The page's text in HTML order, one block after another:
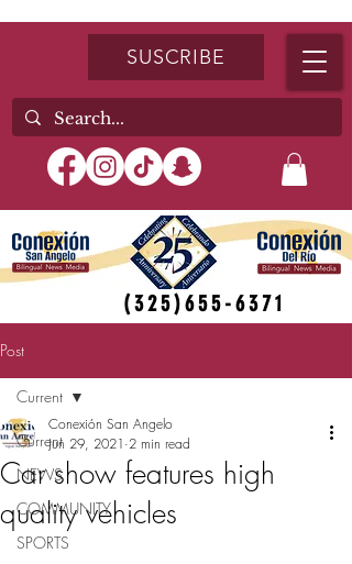
SUSCRIBE
(325)655-6371
Post
Current
NEWS
COMMUNITY
SPORTS
Current
Car show features high
quality vehicles
Conexión San Angelo
Jun 29, 2021 2 min read